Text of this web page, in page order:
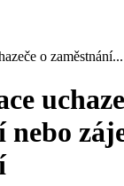
o zaměstnání...
nebo